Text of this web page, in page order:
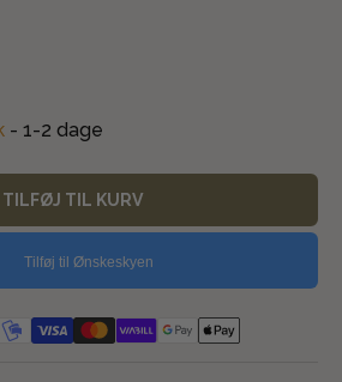
- 1-2 dage
TILFØJ TIL KURV
Tilføj til Ønskeskyen